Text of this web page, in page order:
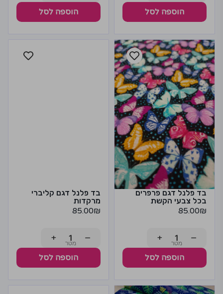
הוספה לסל הוספה לסל
בד פלנל דגם פרפרים
בכל צבעי הקשת
85.00₪
−
+
הוספה לסל
בד פלנל דגם קליברי
מרקדות
85.00₪
−
+
הוספה לסל